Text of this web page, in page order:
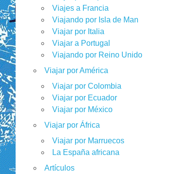
Viajes a Francia
Viajando por Isla de Man
Viajar por Italia
Viajar a Portugal
Viajando por Reino Unido
Viajar por América
Viajar por Colombia
Viajar por Ecuador
Viajar por México
Viajar por África
Viajar por Marruecos
La España africana
Artículos